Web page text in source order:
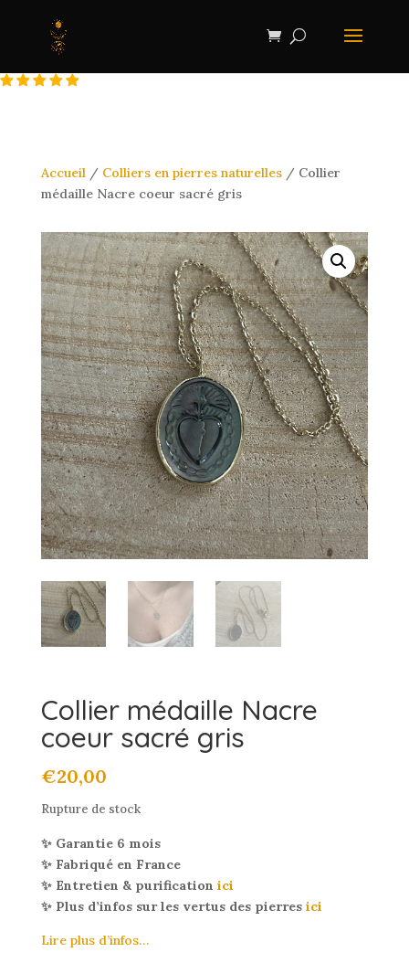
Accueil/ Colliers en pierres naturelles/ Collier
médaille Nacre coeur sacré gris
Collier médaille Nacre
coeur sacré gris
€20,00
Rupture de stock
✨ Garantie 6 mois
✨ Fabriqué en France
✨ Entretien & purification ici
✨ Plus d’infos sur les vertus des pierresici
Lire plus d’infos…